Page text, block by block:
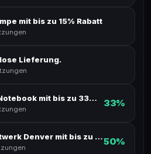
mit bis zu 15% Rabatt
Lieferung.
Medion Akoya Notebook mit bis zu 33% Rabatt 33%
Tragbares Kraftwerk Denver mit bis zu 50% Rabatt50%